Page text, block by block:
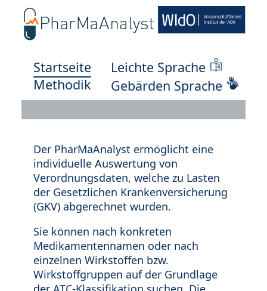
Startseite
Methodik
Leichte Sprache
Gebärden Sprache
Der PharMaAnalyst ermöglicht eine
individuelle Auswertung von
Verordnungsdaten, welche zu Lasten
der Gesetzlichen Krankenversicherung
(GKV) abgerechnet wurden.
Sie können nach konkreten
Medikamentennamen oder nach
einzelnen Wirkstoffen bzw.
Wirkstoffgruppen auf der Grundlage